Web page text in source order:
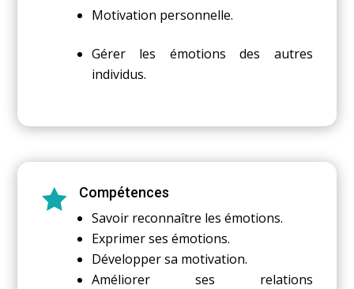
Motivation personnelle.
Gérer les émotions des autres
individus.
 Compétences
Savoir reconnaître les émotions.
Exprimer ses émotions.
Développer sa motivation.
Améliorer ses relations